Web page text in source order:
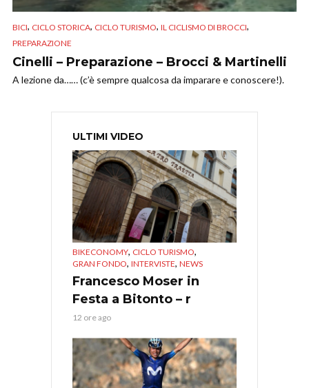
BICI, CICLO STORICA, CICLO TURISMO, IL CICLISMO DI BROCCI,
PREPARAZIONE
Cinelli – Preparazione – Brocci & Martinelli
A lezione da…… (c’è sempre qualcosa da imparare e conoscere!).
ULTIMI VIDEO
BIKECONOMY, CICLO TURISMO,
GRAN FONDO, INTERVISTE, NEWS
Francesco Moser in
Festa a Bitonto – r
12 ore ago